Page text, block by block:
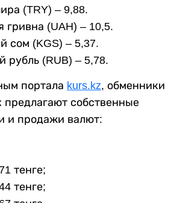
(TRY) – 9,88.
гривна (UAH) – 10,5.
сом (KGS) – 5,37.
рубль (RUB) – 5,78.
портала kurs.kz, обменники
предлагают собственные
и продажи валют:
тенге;
тенге;